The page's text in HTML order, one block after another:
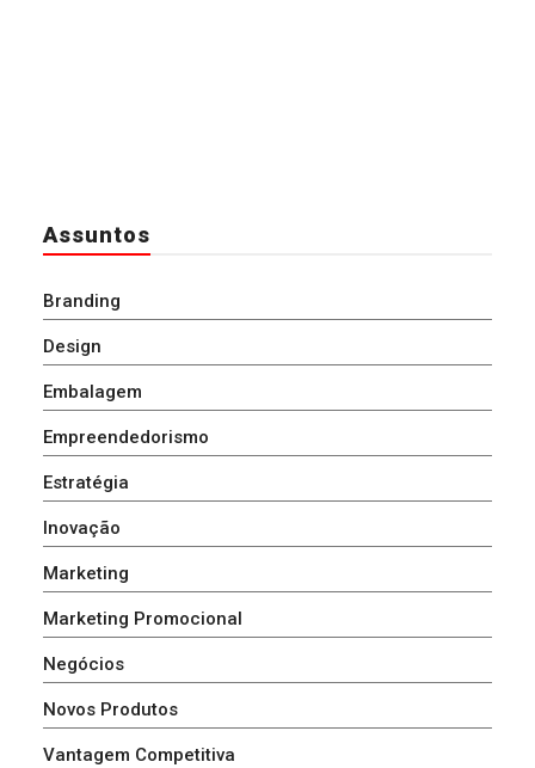
Assuntos
Branding
Design
Embalagem
Empreendedorismo
Estratégia
Inovação
Marketing
Marketing Promocional
Negócios
Novos Produtos
Vantagem Competitiva